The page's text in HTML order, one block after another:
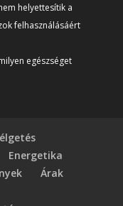
helyettesítik a
felhasználásáért
egészséget
Energetika
Árak